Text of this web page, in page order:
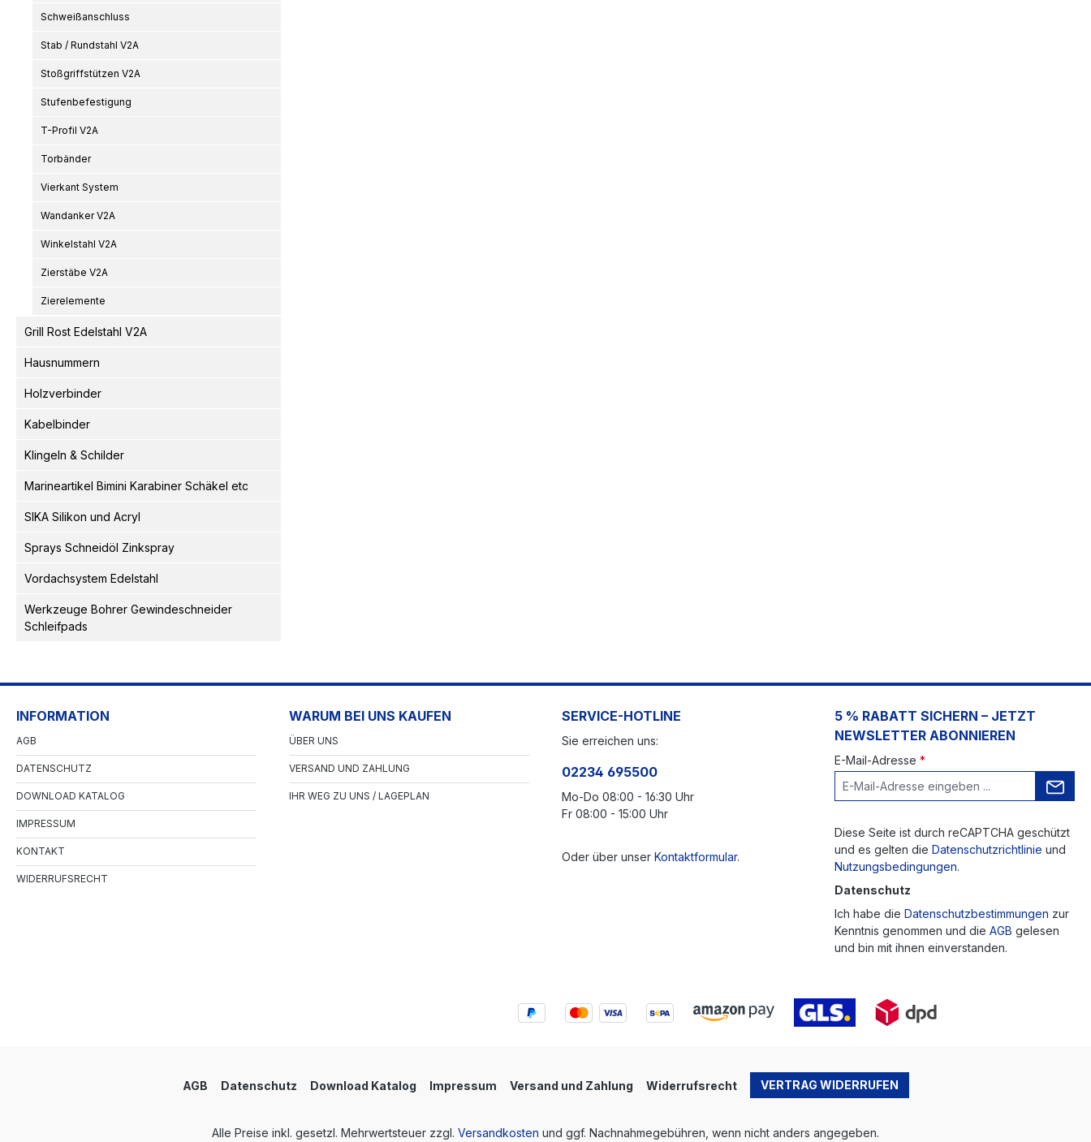
Schweißanschluss
Stab / Rundstahl V2A
Stoßgriffstützen V2A
Stufenbefestigung
T-Profil V2A
Torbänder
Vierkant System
Wandanker V2A
Winkelstahl V2A
Zierstäbe V2A
Zierelemente
Grill Rost Edelstahl V2A
Hausnummern
Holzverbinder
Kabelbinder
Klingeln & Schilder
Marineartikel Bimini Karabiner Schäkel etc
SIKA Silikon und Acryl
Sprays Schneidöl Zinkspray
Vordachsystem Edelstahl
Werkzeuge Bohrer Gewindeschneider
Schleifpads
INFORMATION
AGB
DATENSCHUTZ
DOWNLOAD KATALOG
IMPRESSUM
KONTAKT
WIDERRUFSRECHT
WARUM BEI UNS KAUFEN
ÜBER UNS
VERSAND UND ZAHLUNG
IHR WEG ZU UNS / LAGEPLAN
SERVICE-HOTLINE
Sie erreichen uns:
02234 695500
Mo-Do 08:00 - 16:30 Uhr
Fr 08:00 - 15:00 Uhr
Oder über unser Kontaktformular.
5 % RABATT SICHERN – JETZT
NEWSLETTER ABONNIEREN
E-Mail-Adresse *
Diese Seite ist durch reCAPTCHA geschützt
und es gelten die Datenschutzrichtlinie und
Nutzungsbedingungen.
Datenschutz
Ich habe die Datenschutzbestimmungen zur
Kenntnis genommen und die AGB gelesen
und bin mit ihnen einverstanden.
AGB Datenschutz Download Katalog Impressum Versand und Zahlung Widerrufsrecht VERTRAG WIDERRUFEN
Alle Preise inkl. gesetzl. Mehrwertsteuer zzgl. Versandkosten und ggf. Nachnahmegebühren, wenn nicht anders angegeben.